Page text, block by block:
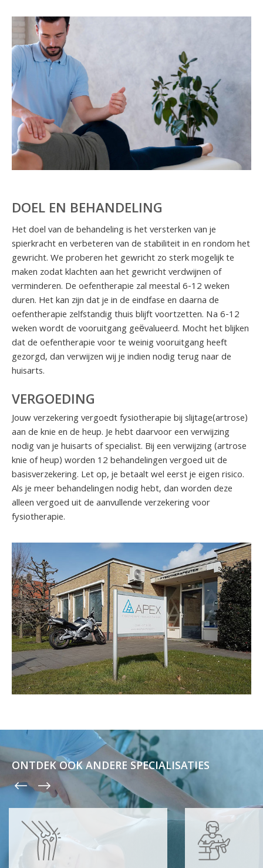
DOEL EN BEHANDELING
Het doel van de behandeling is het versterken van je
spierkracht en verbeteren van de stabiliteit in en rondom het
gewricht. We proberen het gewricht zo sterk mogelijk te
maken zodat klachten aan het gewricht verdwijnen of
verminderen. De oefentherapie zal meestal 6-12 weken
duren. Het kan zijn dat je in de eindfase en daarna de
oefentherapie zelfstandig thuis blijft voortzetten. Na 6-12
weken wordt de vooruitgang geëvalueerd. Mocht het blijken
dat de oefentherapie voor te weinig vooruitgang heeft
gezorgd, dan verwijzen wij je indien nodig terug naar de
huisarts.
VERGOEDING
Jouw verzekering vergoedt fysiotherapie bij slijtage(artrose)
aan de knie en de heup. Je hebt daarvoor een verwijzing
nodig van je huisarts of specialist. Bij een verwijzing (artrose
knie of heup) worden 12 behandelingen vergoed uit de
basisverzekering. Let op, je betaalt wel eerst je eigen risico.
Als je meer behandelingen nodig hebt, dan worden deze
alleen vergoed uit de aanvullende verzekering voor
fysiotherapie.
ONTDEK OOK ANDERE SPECIALISATIES